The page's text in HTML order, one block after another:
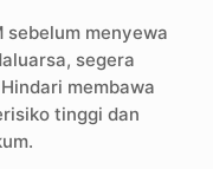
sebelum menyewa
segera
membawa
tinggi dan